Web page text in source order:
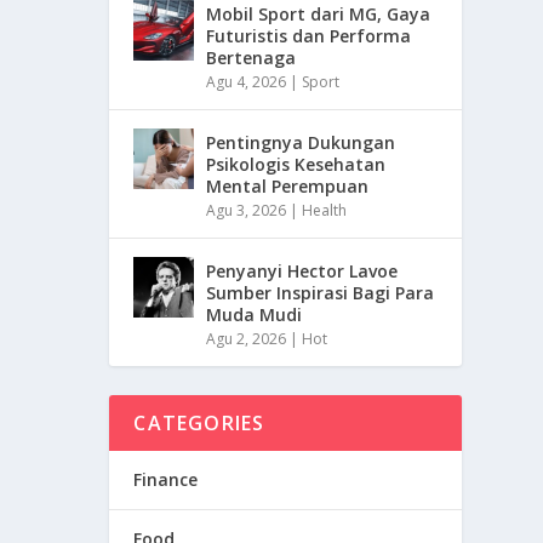
Mobil Sport dari MG, Gaya
Futuristis dan Performa
Bertenaga
Agu 4, 2026 | Sport
Pentingnya Dukungan
Psikologis Kesehatan
Mental Perempuan
Agu 3, 2026 | Health
Penyanyi Hector Lavoe
Sumber Inspirasi Bagi Para
Muda Mudi
Agu 2, 2026 | Hot
CATEGORIES
Finance